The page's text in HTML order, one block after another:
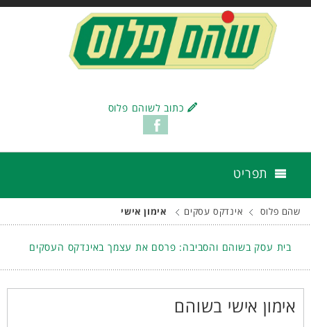
כתוב לשוהם פלוס
תפריט
שהם פלוס אינדקס עסקים אימון אישי
בית עסק בשוהם והסביבה: פרסם את עצמך באינדקס העסקים
אימון אישי בשוהם